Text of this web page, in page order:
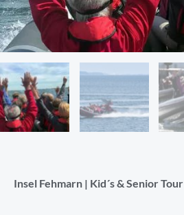
Insel Fehmarn | Kid´s & Senior Tour